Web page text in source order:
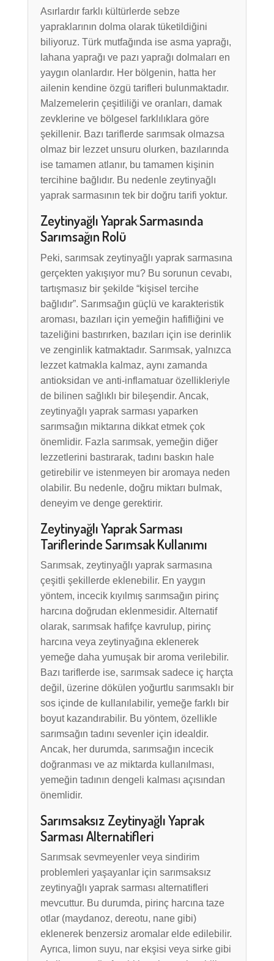
Asırlardır farklı kültürlerde sebze
yapraklarının dolma olarak tüketildiğini
biliyoruz. Türk mutfağında ise asma yaprağı,
lahana yaprağı ve pazı yaprağı dolmaları en
yaygın olanlardır. Her bölgenin, hatta her
ailenin kendine özgü tarifleri bulunmaktadır.
Malzemelerin çeşitliliği ve oranları, damak
zevklerine ve bölgesel farklılıklara göre
şekillenir. Bazı tariflerde sarımsak olmazsa
olmaz bir lezzet unsuru olurken, bazılarında
ise tamamen atlanır, bu tamamen kişinin
tercihine bağlıdır. Bu nedenle zeytinyağlı
yaprak sarmasının tek bir doğru tarifi yoktur.
Zeytinyağlı Yaprak Sarmasında
Sarımsağın Rolü
Peki, sarımsak zeytinyağlı yaprak sarmasına
gerçekten yakışıyor mu? Bu sorunun cevabı,
tartışmasız bir şekilde “kişisel tercihe
bağlıdır”. Sarımsağın güçlü ve karakteristik
aroması, bazıları için yemeğin hafifliğini ve
tazeliğini bastırırken, bazıları için ise derinlik
ve zenginlik katmaktadır. Sarımsak, yalnızca
lezzet katmakla kalmaz, aynı zamanda
antioksidan ve anti-inflamatuar özellikleriyle
de bilinen sağlıklı bir bileşendir. Ancak,
zeytinyağlı yaprak sarması yaparken
sarımsağın miktarına dikkat etmek çok
önemlidir. Fazla sarımsak, yemeğin diğer
lezzetlerini bastırarak, tadını baskın hale
getirebilir ve istenmeyen bir aromaya neden
olabilir. Bu nedenle, doğru miktarı bulmak,
deneyim ve denge gerektirir.
Zeytinyağlı Yaprak Sarması
Tariflerinde Sarımsak Kullanımı
Sarımsak, zeytinyağlı yaprak sarmasına
çeşitli şekillerde eklenebilir. En yaygın
yöntem, incecik kıyılmış sarımsağın pirinç
harcına doğrudan eklenmesidir. Alternatif
olarak, sarımsak hafifçe kavrulup, pirinç
harcına veya zeytinyağına eklenerek
yemeğe daha yumuşak bir aroma verilebilir.
Bazı tariflerde ise, sarımsak sadece iç harçta
değil, üzerine dökülen yoğurtlu sarımsaklı bir
sos içinde de kullanılabilir, yemeğe farklı bir
boyut kazandırabilir. Bu yöntem, özellikle
sarımsağın tadını sevenler için idealdir.
Ancak, her durumda, sarımsağın incecik
doğranması ve az miktarda kullanılması,
yemeğin tadının dengeli kalması açısından
önemlidir.
Sarımsaksız Zeytinyağlı Yaprak
Sarması Alternatifleri
Sarımsak sevmeyenler veya sindirim
problemleri yaşayanlar için sarımsaksız
zeytinyağlı yaprak sarması alternatifleri
mevcuttur. Bu durumda, pirinç harcına taze
otlar (maydanoz, dereotu, nane gibi)
eklenerek benzersiz aromalar elde edilebilir.
Ayrıca, limon suyu, nar ekşisi veya sirke gibi